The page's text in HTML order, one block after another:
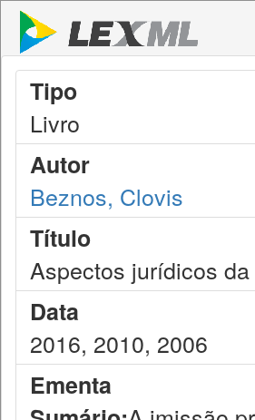
Tipo
Livro
Autor
Beznos, Clovis
Título
Aspectos jurídicos
Data
2016, 2010, 2006
Ementa